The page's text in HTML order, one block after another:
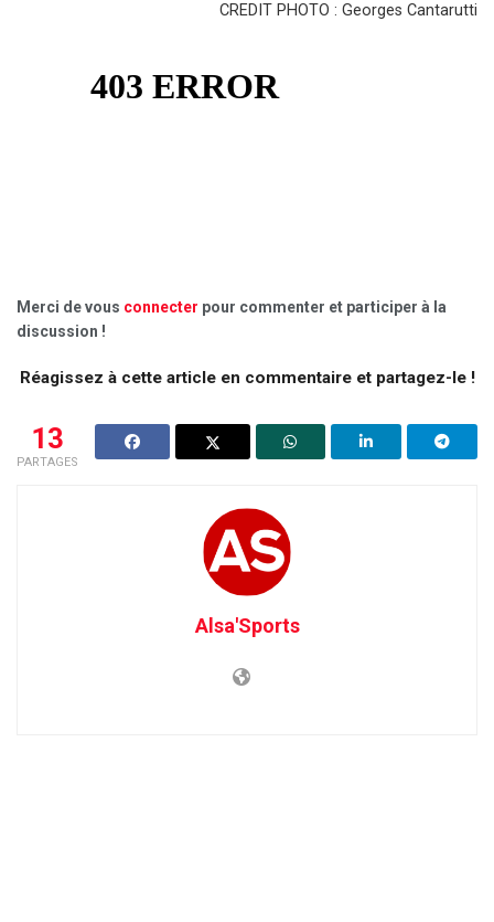
CREDIT PHOTO : Georges Cantarutti
Merci de vous connecter pour commenter et participer à la
discussion !
Réagissez à cette article en commentaire et partagez-le !
13
PARTAGES
Alsa'Sports